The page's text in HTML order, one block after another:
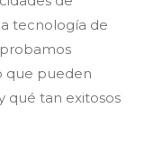
tecnología de
que pueden
qué tan exitosos